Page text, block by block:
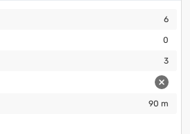
6
0
3
90 m